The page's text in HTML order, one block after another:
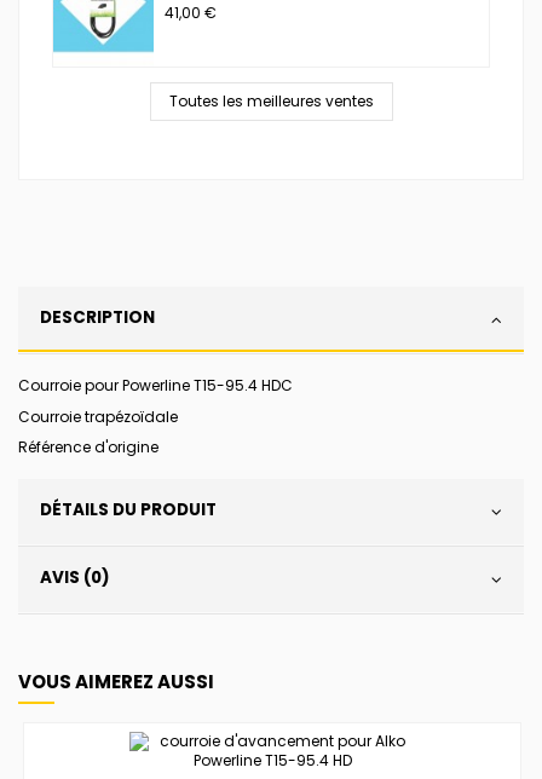
41,00 €
Toutes les meilleures ventes
DESCRIPTION
Courroie pour Powerline T15-95.4 HDC
Courroie trapézoïdale
Référence d'origine
DÉTAILS DU PRODUIT
AVIS (0)
VOUS AIMEREZ AUSSI